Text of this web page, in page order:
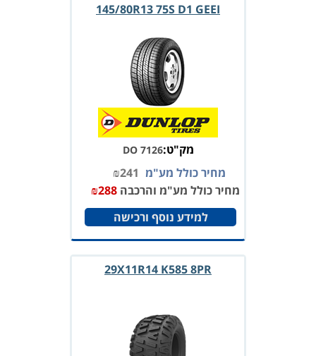
145/80R13 75S D1 GEEI
מק"ט:DO 7126
מחיר כולל מע"מ ₪241
מחיר כולל מע"מ והרכבה
₪288
למידע נוסף ורכישה
29X11R14 K585 8PR